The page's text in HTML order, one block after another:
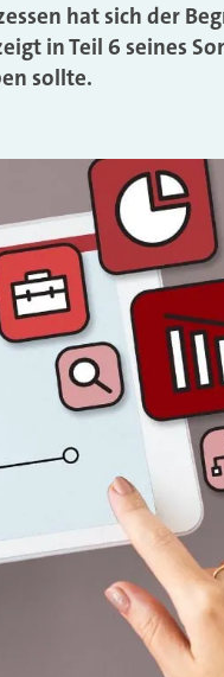
hat sich der
in Teil 6 seines
sollte.